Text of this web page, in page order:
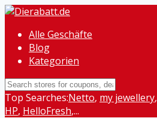
Alle Geschäfte
Blog
Kategorien
Top Searches:Netto, my jewellery,
HP, HelloFresh,...